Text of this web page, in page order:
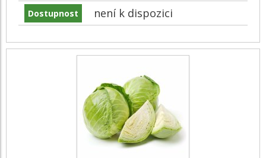
Dostupnost není k dispozici